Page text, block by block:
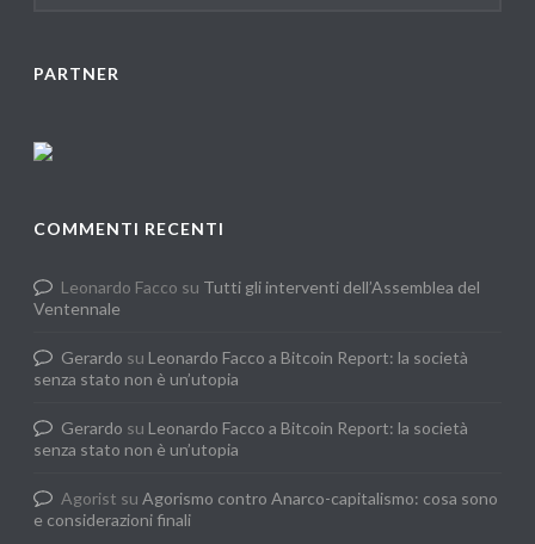
PARTNER
COMMENTI RECENTI
Leonardo Facco su Tutti gli interventi dell’Assemblea del
Ventennale
Gerardo su Leonardo Facco a Bitcoin Report: la società
senza stato non è un’utopia
Gerardo su Leonardo Facco a Bitcoin Report: la società
senza stato non è un’utopia
Agorist suAgorismo contro Anarco-capitalismo: cosa sono
e considerazioni finali